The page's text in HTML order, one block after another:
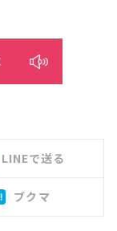
LINEで送る
ブクマ